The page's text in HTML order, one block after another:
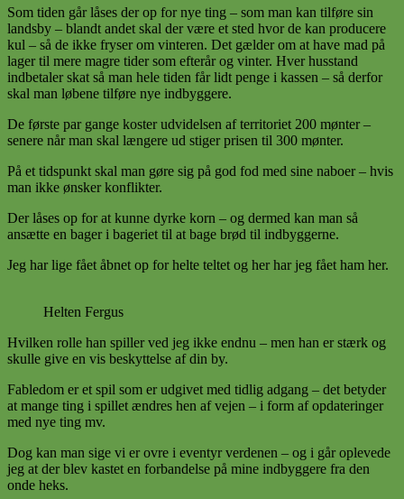
Som tiden går låses der op for nye ting – som man kan tilføre sin
landsby – blandt andet skal der være et sted hvor de kan producere
kul – så de ikke fryser om vinteren. Det gælder om at have mad på
lager til mere magre tider som efterår og vinter. Hver husstand
indbetaler skat så man hele tiden får lidt penge i kassen – så derfor
skal man løbene tilføre nye indbyggere.
De første par gange koster udvidelsen af territoriet 200 mønter –
senere når man skal længere ud stiger prisen til 300 mønter.
På et tidspunkt skal man gøre sig på god fod med sine naboer – hvis
man ikke ønsker konflikter.
Der låses op for at kunne dyrke korn – og dermed kan man så
ansætte en bager i bageriet til at bage brød til indbyggerne.
Jeg har lige fået åbnet op for helte teltet og her har jeg fået ham her.
Helten Fergus
Hvilken rolle han spiller ved jeg ikke endnu – men han er stærk og
skulle give en vis beskyttelse af din by.
Fabledom er et spil som er udgivet med tidlig adgang – det betyder
at mange ting i spillet ændres hen af vejen – i form af opdateringer
med nye ting mv.
Dog kan man sige vi er ovre i eventyr verdenen – og i går oplevede
jeg at der blev kastet en forbandelse på mine indbyggere fra den
onde heks.